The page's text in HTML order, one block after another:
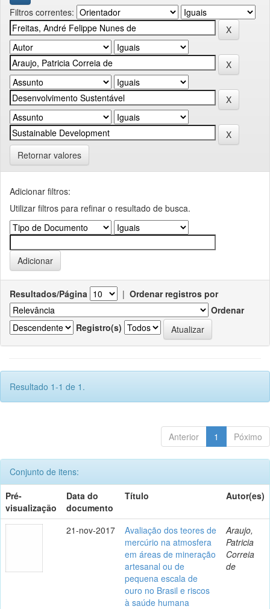
Filtros correntes:
Retornar valores
Adicionar filtros:
Utilizar filtros para refinar o resultado de busca.
Resultados/Página | Ordenar registros por
Ordenar
Registro(s)
Resultado 1-1 de 1.
Anterior 1 Póximo
Conjunto de itens:
Pré-
visualização
Data do
documento
Título Autor(es)
21-nov-2017
Avaliação dos teores de
mercúrio na atmosfera
em áreas de mineração
artesanal ou de
pequena escala de
ouro no Brasil e riscos
à saúde humana
Araujo,
Patricia
Correia
de